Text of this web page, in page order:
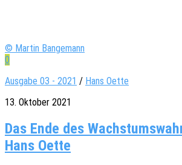
© Martin Bangemann
0
Ausgabe 03 - 2021 / Hans Oette
13. Oktober 2021
Das Ende des
Hans Oette